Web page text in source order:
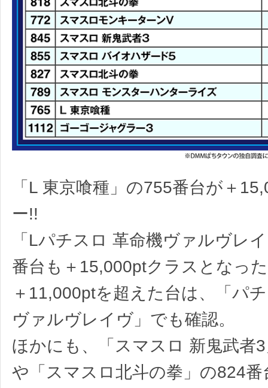
「L 東京喰種」の755番台が＋
ー!!
「Lパチスロ 革命機ヴァルヴレ
番台も＋15,000ptクラスとなっ
＋11,000ptを超えた台は、「パ
ヴァルヴレイヴ」でも確認。
ほかにも、「スマスロ 新鬼武者
や「スマスロ北斗の拳」の824番